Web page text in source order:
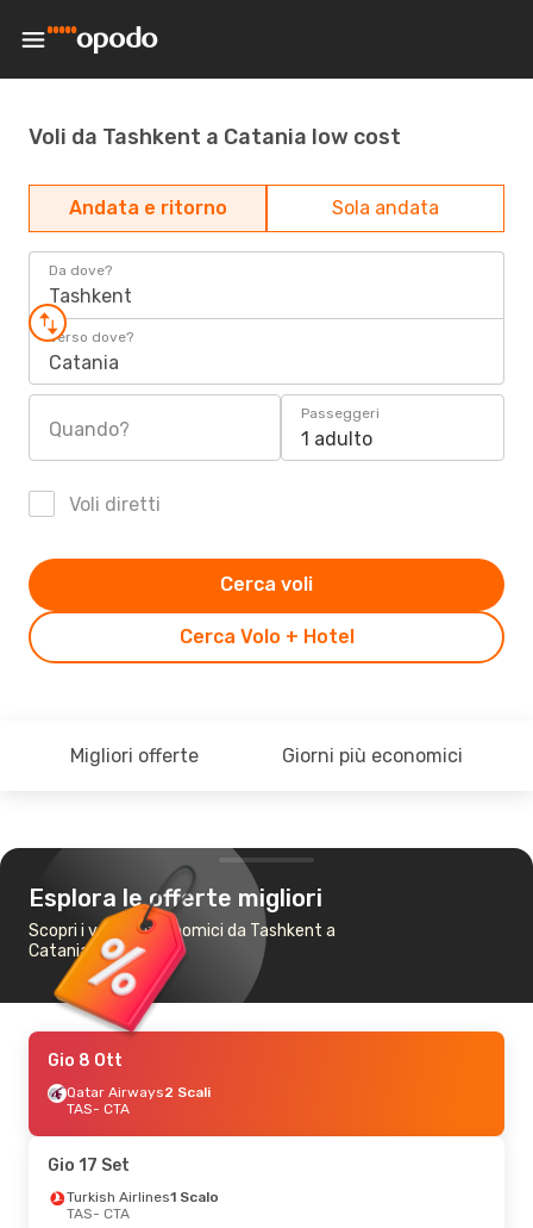
Voli da Tashkent a Catania low cost
Andata e ritorno Sola andata
Da dove?
Tashkent
Verso dove?
Catania
Quando?
Passeggeri
1 adulto
Voli diretti
Cerca Volo + Hotel
Cerca voli
Migliori offerte Giorni più economici
Esplora le offerte migliori
Scopri i voli più economici da Tashkent a
Catania
Gio 8 Ott
Qatar Airways2 Scali
TAS- CTA
Gio 17 Set
Turkish Airlines1 Scalo
TAS- CTA